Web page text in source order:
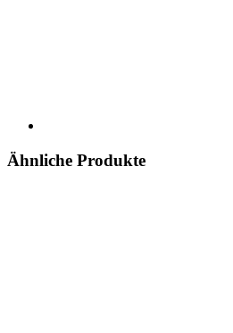
Ähnliche Produkte